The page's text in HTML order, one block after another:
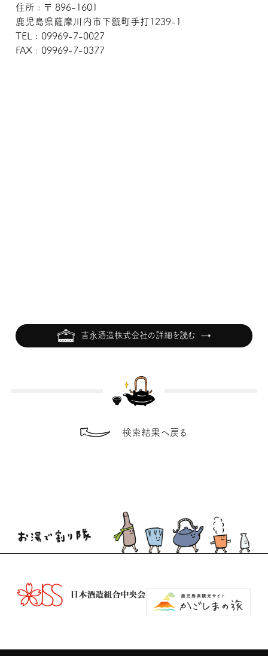
住所 : 〒 896-1601
鹿児島県薩摩川内市下甑町手打1239-1
TEL : 09969-7-0027
FAX : 09969-7-0377
吉永酒造株式会社の詳細を読む
検索結果へ戻る